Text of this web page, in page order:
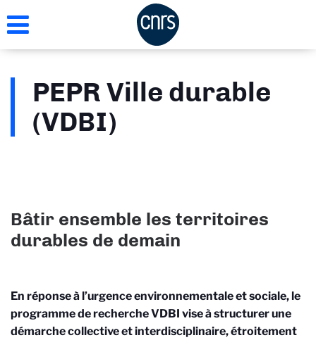
au
PEPR Ville durable
(VDBI)
Bâtir ensemble les territoires
durables de demain
En réponse à l’urgence environnementale et sociale, le
programme de recherche VDBI vise à structurer une
démarche collective et interdisciplinaire, étroitement